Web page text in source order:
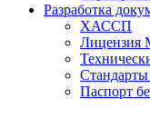
Разработка
ХАССП
Лицензия
Паспорт